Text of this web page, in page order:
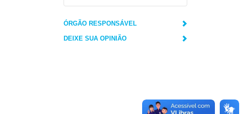
ÓRGÃO RESPONSÁVEL
DEIXE SUA OPINIÃO